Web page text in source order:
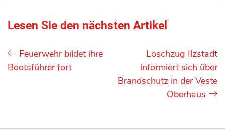
Lesen Sie den nächsten Artikel
Feuerwehr bildet ihre
Bootsführer fort
Löschzug Ilzstadt
informiert sich über
Brandschutz in der Veste
Oberhaus